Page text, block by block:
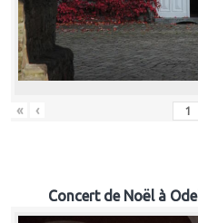
« ‹
Concert de Noël à